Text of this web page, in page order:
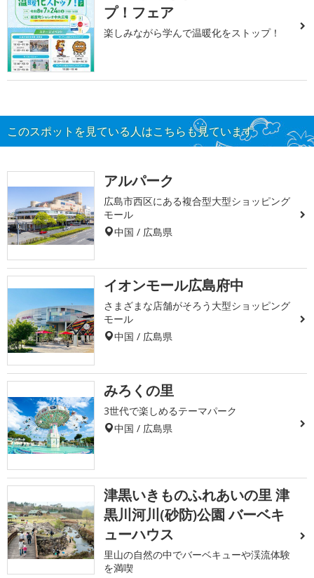
プ！フェア
楽しみながら学んで温暖化をストップ！
このスポットを見ている人はこちらも見ています
アルパーク
広島市西区にある複合型大型ショッピング
モール
中国 / 広島県
イオンモール広島府中
さまざまな店舗がそろう大型ショッピング
モール
中国 / 広島県
みろくの里
3世代で楽しめるテーマパーク
中国 / 広島県
津黒いきものふれあいの里 津
黒川河川(砂防)公園 バーベキ
ューハウス
里山の自然の中でバーベキューや渓流体験
を満喫